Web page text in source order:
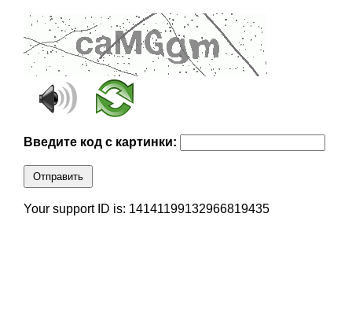
Введите код с картинки:
Отправить
Your support ID is: 14141199132966819435